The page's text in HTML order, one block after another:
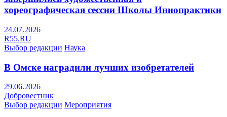
хореографическая сессии Школы Иннопрактики
24.07.2026
R55.RU
Выбор редакции Наука
В Омске наградили лучших изобретателей
29.06.2026
Добровестник
Выбор редакции Мероприятия